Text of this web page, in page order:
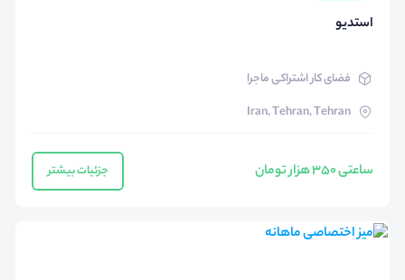
استدیو
فضای کار اشتراکی ماجرا
Iran, Tehran, Tehran
ساعتی ۳۵۰ هزار تومان جزئیات بیشتر